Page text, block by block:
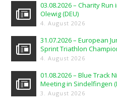
03.08.2026 – Charity Run
Olewig (DEU)
4. August 2026
31.07.2026 – European
Sprint Triathlon
Elblag (POL)
4. August 2026
01.08.2026 – Blue Track
Meeting in Sindelfingen
3. August 2026